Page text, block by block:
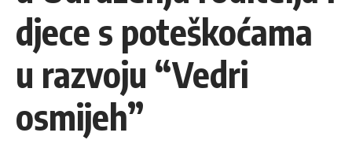
djece s poteškoćama
u razvoju “Vedri
osmijeh”